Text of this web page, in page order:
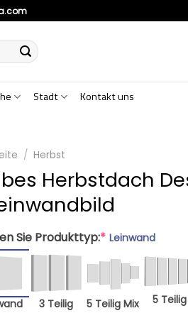
Stadt Kontakt uns
/ Herbst
Herbstdach
Sie Produkttyp:* Leinwand
3 Teilig 5 Teilig Mix 5 Teilig